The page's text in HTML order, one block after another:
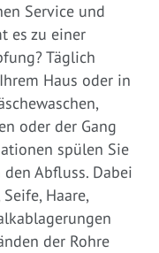
Service und
es zu einer
Täglich
Haus oder in
oder der Gang
spülen Sie
Abfluss. Dabei
Haare,
der Rohre